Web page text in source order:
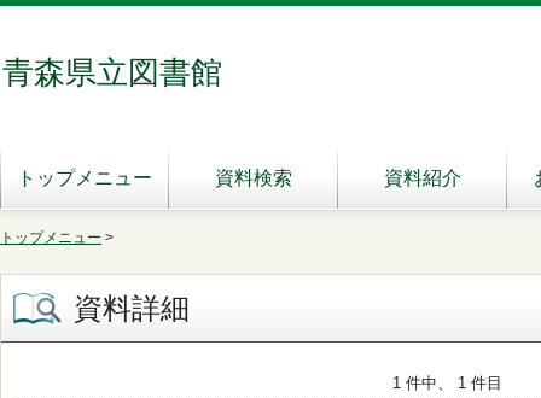
青森県立図書館
トップメニュー 資料検索 資料紹介
トップメニュー >
資料詳細
1 件中、 1 件目